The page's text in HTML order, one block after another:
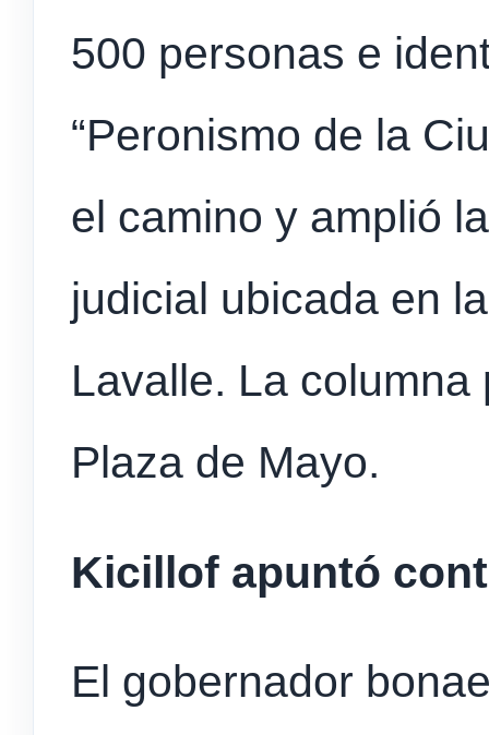
500 personas e
“Peronismo de la
el camino y amplió
judicial ubicada en
Lavalle. La
Plaza de Mayo.
Kicillof apuntó
El gobernador